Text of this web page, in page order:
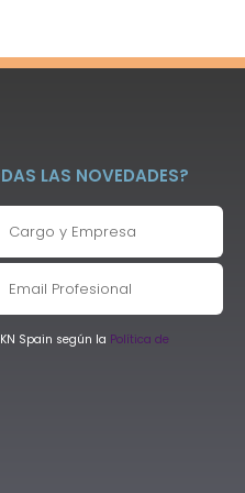
LAS NOVEDADES?
Spain según la Política de